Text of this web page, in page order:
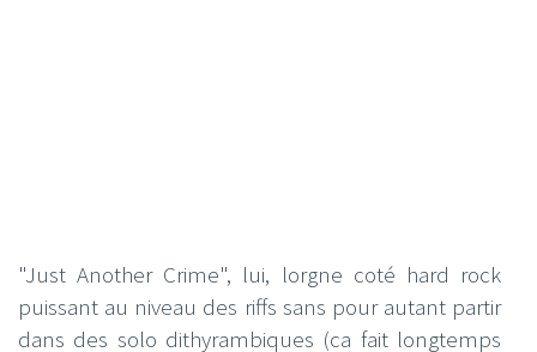
"Just Another Crime", lui, lorgne coté hard rock
puissant au niveau des riffs sans pour autant partir
dans des solo dithyrambiques (ca fait longtemps